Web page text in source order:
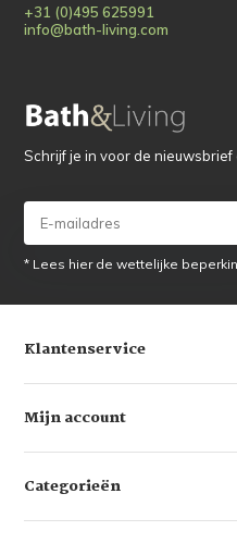
+31 (0)495 625991
info@bath-living.com
Schrijf je in voor de
* Lees hier de wettelijke
Klantenservice
Mijn account
Categorieën